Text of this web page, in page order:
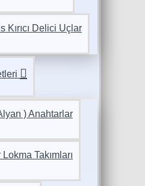
Kırıcı Delici Uçlar
) Anahtarlar
Takımları